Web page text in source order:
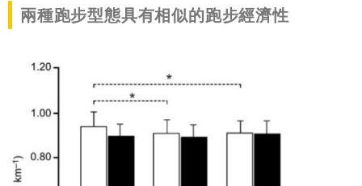
兩種跑步型態具有相似的跑步經濟性